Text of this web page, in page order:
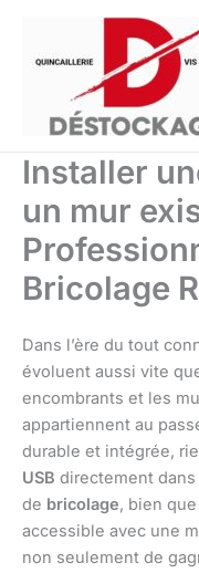
contenu
Installer
un mur
Bricolage
Dans l’ère du tout
évoluent aussi vite
encombrants et les
appartiennent au
durable et intégrée,
USB directement
de bricolage, bien
accessible avec une
non seulement de